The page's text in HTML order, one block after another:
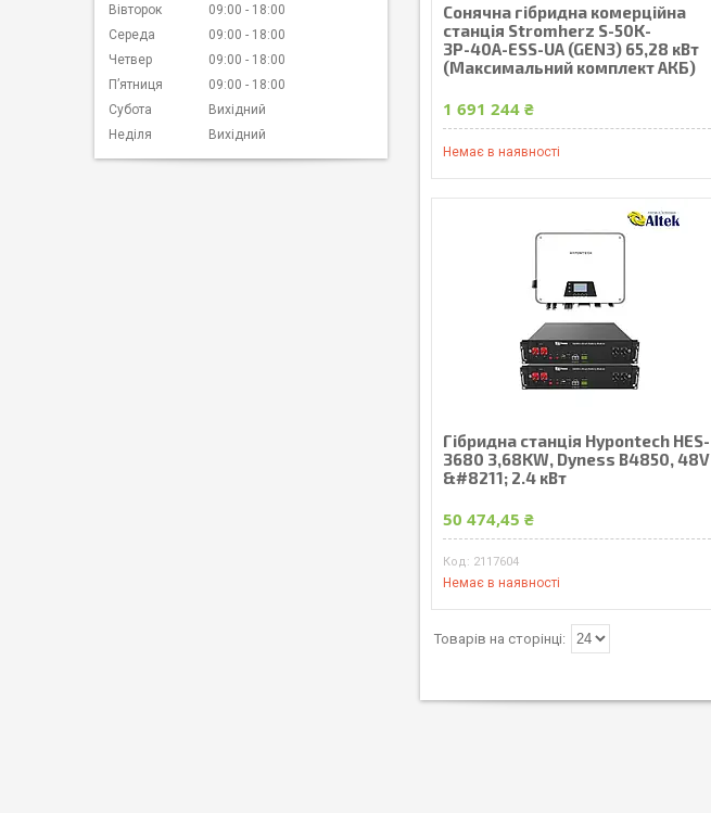
Сонячна гібридна комерційна
станція Stromherz S-50K-
3Р-40А-ESS-UA (GEN3) 65,28 кВт
(Максимальний комплект АКБ)
1 691 244 ₴
Немає в наявності
Гібридна станція Hypontech HES-
3680 3,68KW, Dyness B4850, 48V
&#8211; 2.4 кВт
50 474,45 ₴
2117604
Немає в наявності
Вівторок
09:00
18:00
Середа
09:00
18:00
Четвер
09:00
18:00
Пʼятниця
09:00
18:00
Субота
Вихідний
Неділя
Вихідний